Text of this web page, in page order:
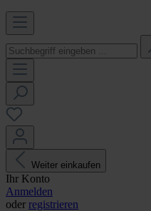
Weiter einkaufen
Ihr Konto
Anmelden
oder registrieren